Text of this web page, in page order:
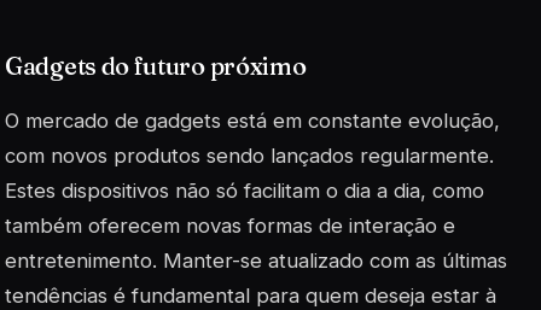
Gadgets do futuro próximo
O mercado de gadgets está em constante evolução,
com novos produtos sendo lançados regularmente.
Estes dispositivos não só facilitam o dia a dia, como
também oferecem novas formas de interação e
entretenimento. Manter-se atualizado com as últimas
tendências é fundamental para quem deseja estar à